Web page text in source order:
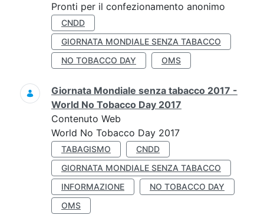
Pronti per il confezionamento anonimo
CNDD
GIORNATA MONDIALE SENZA TABACCO
NO TOBACCO DAY
OMS
Giornata Mondiale senza tabacco 2017 -
World No Tobacco Day 2017
Contenuto Web
World No Tobacco Day 2017
TABAGISMO
CNDD
GIORNATA MONDIALE SENZA TABACCO
INFORMAZIONE
NO TOBACCO DAY
OMS